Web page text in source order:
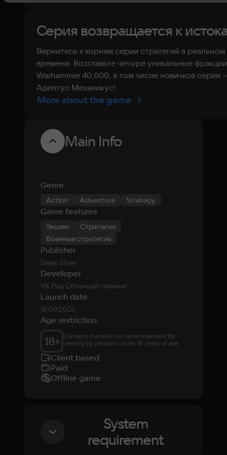
Серия возвращается к
Вернитесь к корням серии стратегий в реальном
времени. Возглавьте четыре уникальные фракции
Warhammer 40,000, в том числе новичков серии
Адептус Механикус!
More about the game
Main Info
Genre
Action Adventure Strategy
Game features
Экшен
Стратегия
Военная стратегия
Publisher
Deep Silver
Developer
VK Play Облачный гейминг
Launch date
16.09.2026
Age restriction
18+ Contains material not recommended for
viewing by persons under 18 years of age
Client based
Paid
Offline game
System
requirement